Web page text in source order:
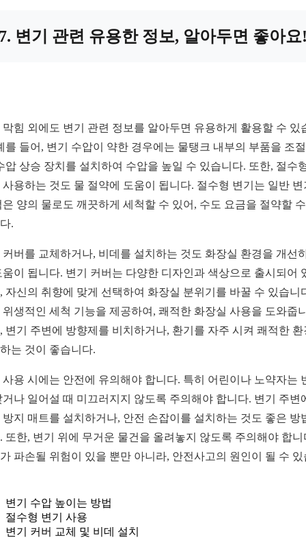
변기 관련 유용한 정보, 알아두면 좋아요
막힘 외에도 변기 관련 정보를 알아두면 유용하게 활용할 수 있
를 들어, 변기 수압이 약한 경우에는 물탱크 내부의 부품을 조
압 상승 장치를 설치하여 수압을 높일 수 있습니다. 또한, 절수
사용하는 것도 물 절약에 도움이 됩니다. 절수형 변기는 일반 변
은 양의 물로도 깨끗하게 세척할 수 있어, 수도 요금을 절약할
.
커버를 교체하거나, 비데를 설치하는 것도 화장실 환경을 개선
움이 됩니다. 변기 커버는 다양한 디자인과 색상으로 출시되어
자신의 취향에 맞게 선택하여 화장실 분위기를 바꿀 수 있습니
위생적인 세척 기능을 제공하여, 쾌적한 화장실 사용을 도와줍
변기 주변에 방향제를 비치하거나, 환기를 자주 시켜 쾌적한 환
는 것이 좋습니다.
사용 시에는 안전에 유의해야 합니다. 특히 어린이나 노약자는
거나 일어설 때 미끄러지지 않도록 주의해야 합니다. 변기 주변
방지 매트를 설치하거나, 안전 손잡이를 설치하는 것도 좋은 방
또한, 변기 위에 무거운 물건을 올려놓지 않도록 주의해야 합니
파손될 위험이 있을 뿐만 아니라, 안전사고의 원인이 될 수 있
변기 수압 높이는 방법
절수형 변기 사용
변기 커버 교체 및 비데 설치